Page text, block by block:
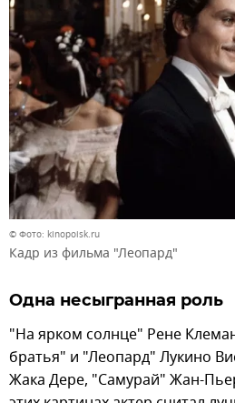
© Фото: kinopoisk.ru
Кадр из фильма "Леопард"
Одна несыгранная роль
"На ярком солнце" Рене
братья" и "Леопард" Лукино
Жака Дере, "Самурай" Жан-